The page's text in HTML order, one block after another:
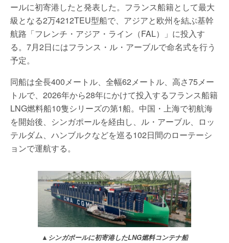
ールに初寄港したと発表した。フランス船籍として最大
級となる2万4212TEU型船で、アジアと欧州を結ぶ基幹
航路「フレンチ・アジア・ライン（FAL）」に投入す
る。7月2日にはフランス・ル・アーブルで命名式を行う
予定。
同船は全長400メートル、全幅62メートル、高さ75メー
トルで、2026年から28年にかけて投入するフランス船籍
LNG燃料船10隻シリーズの第1船。中国・上海で初航海
を開始後、シンガポールを経由し、ル・アーブル、ロッ
テルダム、ハンブルクなどを巡る102日間のローテーシ
ョンで運航する。
▲シンガポールに初寄港したLNG燃料コンテナ船